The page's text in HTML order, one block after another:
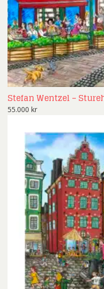
Stefan Wentzel –
55.000 kr